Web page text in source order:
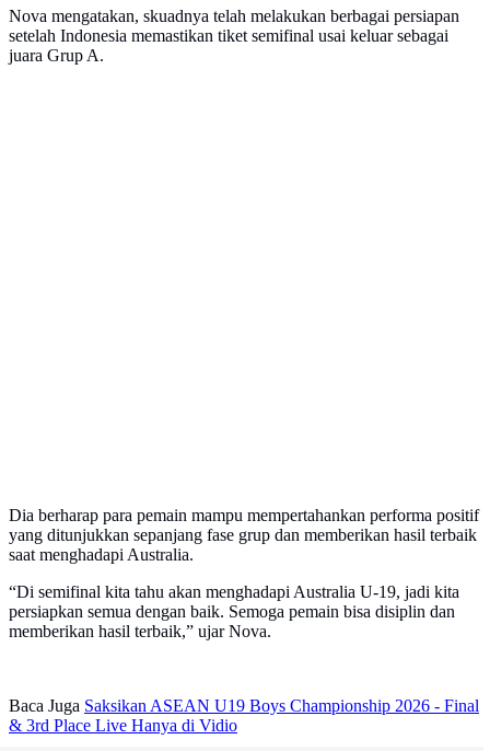
Nova mengatakan, skuadnya telah melakukan berbagai persiapan
setelah Indonesia memastikan tiket semifinal usai keluar sebagai
juara Grup A.
Dia berharap para pemain mampu mempertahankan performa positif
yang ditunjukkan sepanjang fase grup dan memberikan hasil terbaik
saat menghadapi Australia.
“Di semifinal kita tahu akan menghadapi Australia U-19, jadi kita
persiapkan semua dengan baik. Semoga pemain bisa disiplin dan
memberikan hasil terbaik,” ujar Nova.
Baca Juga Saksikan ASEAN U19 Boys Championship 2026 - Final
& 3rd Place Live Hanya di Vidio